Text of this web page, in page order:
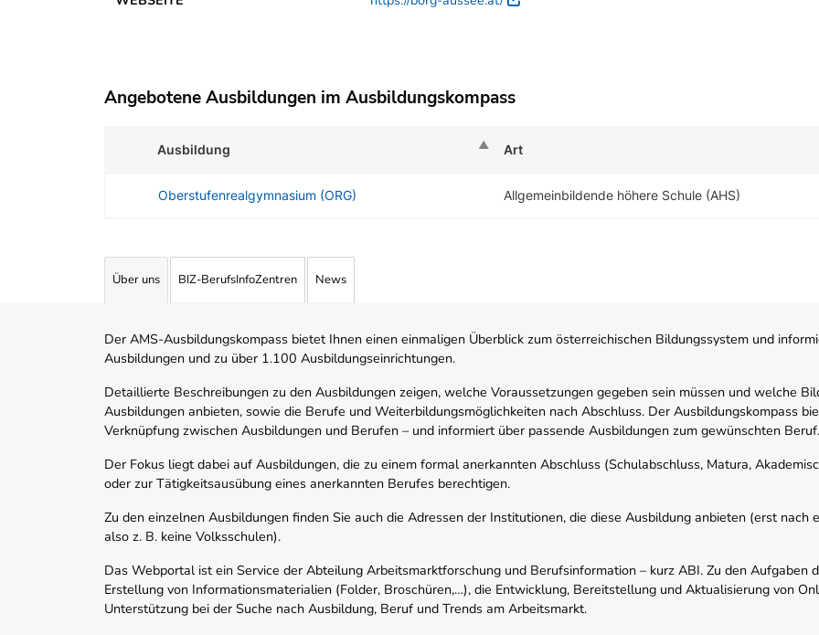
Angebotene Ausbildungen im Ausbildungskompass
Ausbildung Art
Oberstufenrealgymnasium (ORG) Allgemeinbildende höhere Schule (AHS)
Über uns BIZ-BerufsInfoZentren News
Der AMS-Ausbildungskompass bietet Ihnen einen einmaligen Überblick zum österreichischen Bildungssystem und
Ausbildungen und zu über 1.100 Ausbildungseinrichtungen.
Detaillierte Beschreibungen zu den Ausbildungen zeigen, welche Voraussetzungen gegeben sein müssen und welche
Ausbildungen anbieten, sowie die Berufe und Weiterbildungsmöglichkeiten nach Abschluss. Der Ausbildungskompass
Verknüpfung zwischen Ausbildungen und Berufen – und informiert über passende Ausbildungen zum gewünschten Beruf.
Der Fokus liegt dabei auf Ausbildungen, die zu einem formal anerkannten Abschluss (Schulabschluss, Matura,
oder zur Tätigkeitsausübung eines anerkannten Berufes berechtigen.
Zu den einzelnen Ausbildungen finden Sie auch die Adressen der Institutionen, die diese Ausbildung anbieten (erst nach
also z. B. keine Volksschulen).
Das Webportal ist ein Service der Abteilung Arbeitsmarktforschung und Berufsinformation – kurz ABI. Zu den Aufgaben
Erstellung von Informationsmaterialien (Folder, Broschüren,…), die Entwicklung, Bereitstellung und Aktualisierung von
Unterstützung bei der Suche nach Ausbildung, Beruf und Trends am Arbeitsmarkt.